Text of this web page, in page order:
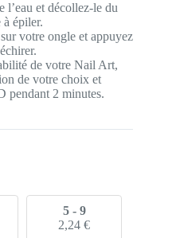
l’eau et décollez-le du
épiler.
votre ongle et appuyez
de votre Nail Art,
de votre choix et
pendant 2 minutes.
5 - 9
2,24 €